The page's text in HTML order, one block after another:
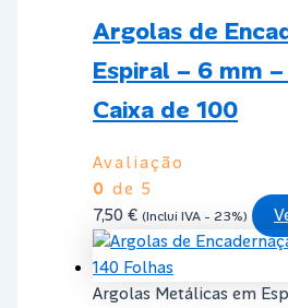
Argolas de
Espiral – 6 mm
Caixa de 100
Avaliação
0 de 5
7,50€ (Inclui IVA - 23%)
Argolas Metálicas em